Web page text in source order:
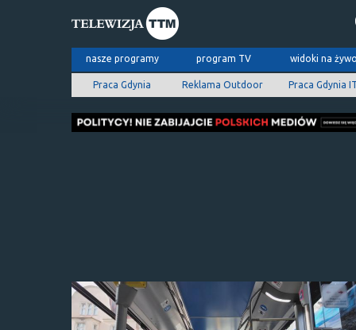
nasze programy program TV widoki na
Praca Gdynia Reklama Outdoor Praca Gdynia